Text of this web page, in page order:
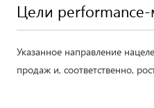
Цели performance-
Указанное направление
продаж и, соответственно,